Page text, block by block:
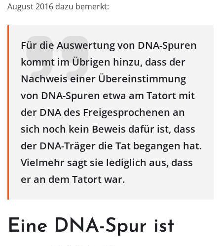
August 2016 dazu bemerkt:
Für die Auswertung von DNA-Spuren
kommt im Übrigen hinzu, dass der
Nachweis einer Übereinstimmung
von DNA-Spuren etwa am Tatort mit
der DNA des Freigesprochenen an
sich noch kein Beweis dafür ist, dass
der DNA-Träger die Tat begangen hat.
Vielmehr sagt sie lediglich aus, dass
er an dem Tatort war.
Eine DNA-Spur ist